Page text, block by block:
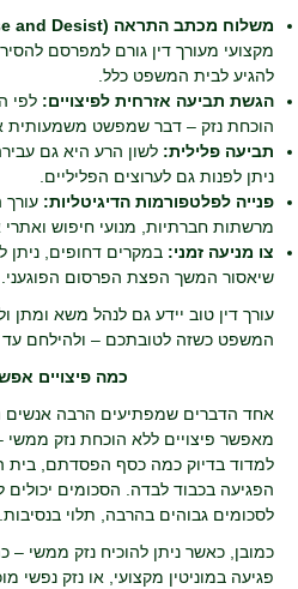
משלוח מכתב התראה (Cease and Desist):
מקצועי מעורך דין גורם למפרסם
להגיע לבית המשפט כלל.
הגשת תביעה אזרחית לפיצויים: לפי
הוכחת נזק – דבר שמפשט משמעותית
תביעה פלילית: לשון הרע היא גם
ניתן לפנות גם לערוצים הפליליים.
פנייה לפלטפורמות הדיגיטליות: עורך
מרשתות חברתיות, מנועי חיפוש ואתרי
צו מניעה זמני: במקרים דחופים, ניתן
שיאסור המשך הפצת הפרסום הפוגעני.
עורך דין טוב יידע גם לנהל משא ומתן
המשפט כשזה לטובתכם – ולהילחם
כמה פיצויים
אחד הדברים שמפתיעים הרבה אנשים
מאפשר פיצויים ללא הוכחת נזק
למדוד בדיוק כמה כסף הפסדתם, בית
הפגיעה בכבוד לבדה. הסכומים יכולים
לסכומים גבוהים בהרבה, תלוי בנסיבות.
כמובן, כאשר ניתן להוכיח נזק ממשי –
פגיעה במוניטין מקצועי, או נזק נפשי